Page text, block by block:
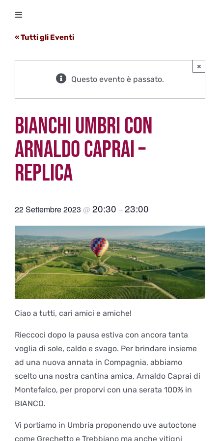
contenuto
Toggle
Degustazioni
Storico Eventi
Ricevi Newsletter
« Tutti gli Eventi
Questo evento è passato.
×
BIANCHI UMBRI CON
ARNALDO CAPRAI –
REPLICA
22 Settembre 2023 @ 20:30 –23:00
Ciao a tutti, cari amici e amiche!
Rieccoci dopo la pausa estiva con ancora tanta
voglia di sole, caldo e svago. Per brindare insieme
ad una nuova annata in Compagnia, abbiamo
scelto una nostra cantina amica, Arnaldo Caprai di
Montefalco, per proporvi con una serata 100% in
BIANCO.
Vi portiamo in Umbria proponendo uve autoctone
come Grechetto e Trebbiano ma anche vitigni